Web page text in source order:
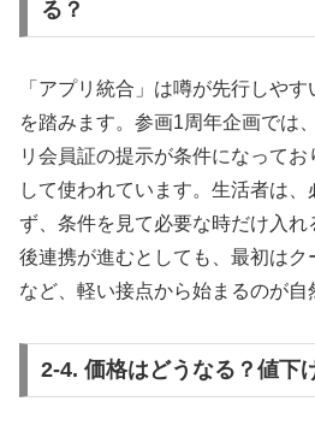
る？
「アプリ統合」は噂が先行しや
を踏みます。参画1周年企画では
リ会員証の提示が条件になってお
して使われています。生活者は
ず、条件を見て必要な時だけ入
後連携が進むとしても、最初は
など、軽い接点から始まるのが自
2-4. 価格はどうなる？値下